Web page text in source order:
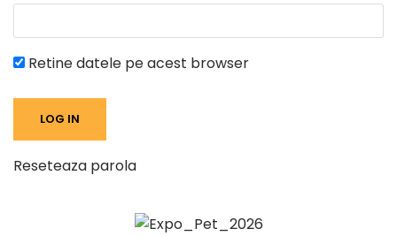
Retine datele pe acest browser
Reseteaza parola